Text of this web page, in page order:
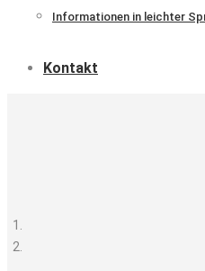
Informationen in leichter
Kontakt